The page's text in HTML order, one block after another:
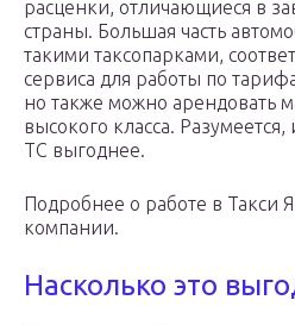
расценки, отличающиеся в
страны. Большая часть
такими таксопарками,
сервиса для работы по
но также можно арендовать
высокого класса.
ТС выгоднее.
Подробнее о работе в Такси
компании.
Насколько это